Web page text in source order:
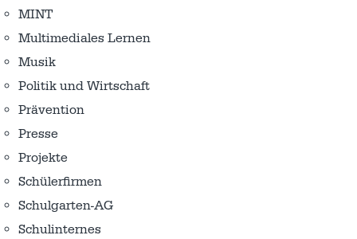
MINT
Multimediales Lernen
Musik
Politik und Wirtschaft
Prävention
Presse
Projekte
Schülerfirmen
Schulgarten-AG
Schulinternes